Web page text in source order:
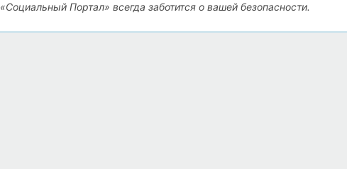
«Социальный Портал» всегда заботится о вашей безопасности.